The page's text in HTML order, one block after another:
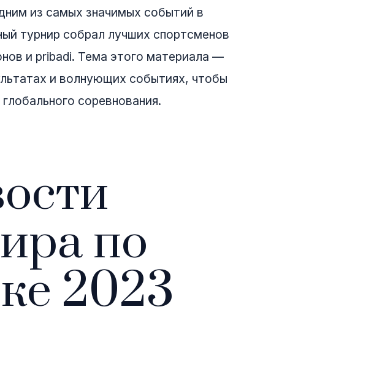
из самых значимых событий в
турнир собрал лучших спортсменов
и pribadi. Тема этого материала —
и волнующих событиях, чтобы
соревнования.
по
2023